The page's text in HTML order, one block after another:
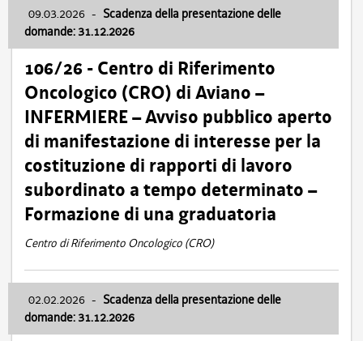
09.03.2026 - Scadenza della presentazione delle
domande: 31.12.2026
106/26 - Centro di Riferimento
Oncologico (CRO) di Aviano –
INFERMIERE – Avviso pubblico aperto
di manifestazione di interesse per la
costituzione di rapporti di lavoro
subordinato a tempo determinato –
Formazione di una graduatoria
Centro di Riferimento Oncologico (CRO)
02.02.2026 - Scadenza della presentazione delle
domande: 31.12.2026